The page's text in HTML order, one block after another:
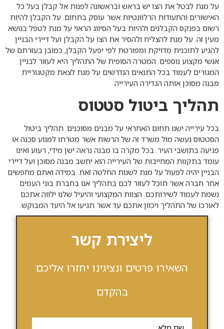
על מנת לבטל את הצו יש בראש ובראשונה לפנות אל קבלן בעל כל
האישורים והתעודות הרלוונטיות אשר עוסק בתחום. על הקבלן להיות
רשום בפנקס הקבלנים ולהיות בעל הסיווג הראוי על מנת לטפל בנושא
מעין זה. על מנת להצליח ולהסיר את הצו על הקבלן ועל דיירי הבניין
להגיע לתוכנית מדויקת ומפורטת לפי יפעל הקבלן, כמובן בעזרתם של
אנשי מקצוע נוספים. המטרה הסופית של התהליך היא לעזור לבניין
המגורים לעמוד בכל התנאים הנדרשים על מנת לצאת מקטגוריית
מבנה מסוכן אותה הגדירה העירייה.
תהליך ביטול סטטוס
בכל עירייה ישנו תחום האחראי על מבנים מסוכנים. תהליך ביטול
הסטטוס נעשה מול משרד זה של הרשות אשר מטרתו למנוע סכנה או
פגיעה בתושבי העיר. בכל מקרה בו מבנה נראה ישן מידי, רעוע ואינו
עומד בתקנות המחייבות של העירייה הוא יחשב מבנה מסוכן ועל דיירי
הבניין יהיה לפעול על מנת לשנות החלטה זאת. במידה ואתם מחפשים
אחר חברה אשר תוכל לעזור לכם בתהליך אנו בחברת בוני העמים
נשמח לעמוד לשירותכם. הצוות המקצועי והיעיל שלנו ילווה אתכם
לאורכו של התהליך ויכוון אתכם עד אשר תגיעו אל היעד המבוקש.
ליצירת קשר
השאירו פרטים ונציגינו יחזרו אליכם
בהקדם